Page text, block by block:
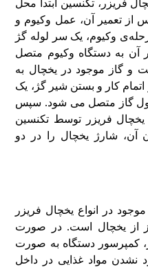
فریزر، تکنسین ابتدا محل
از تعمیر آن، عمل وکیوم و
وکیوم، یک سر لوله‌ گژ
آن به دستگاه وکیوم متصل
و گاز موجود در یخچال به‌
کار و بستن شیر گژ، یک
گاز متصل می‌ شود. سپس
فریزر توسط تکنسین
آن، شارژ یخچال را در دو
در انواع یخچال فریزر
از یخچال است. در صورت
کمپرسور دستگاه به‌ صورت
نشدن مواد غذایی در داخل